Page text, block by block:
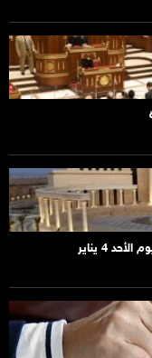
4 يناير